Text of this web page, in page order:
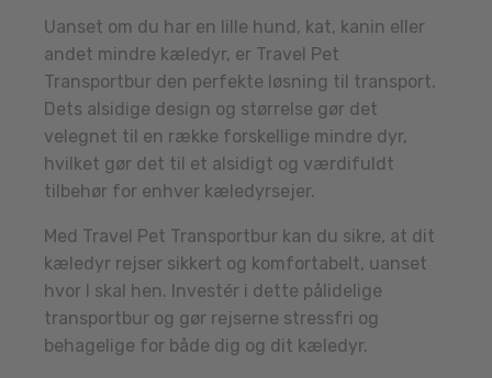
Uanset om du har en lille hund, kat, kanin eller
andet mindre kæledyr, er Travel Pet
Transportbur den perfekte løsning til transport.
Dets alsidige design og størrelse gør det
velegnet til en række forskellige mindre dyr,
hvilket gør det til et alsidigt og værdifuldt
tilbehør for enhver kæledyrsejer.
Med Travel Pet Transportbur kan du sikre, at dit
kæledyr rejser sikkert og komfortabelt, uanset
hvor I skal hen. Investér i dette pålidelige
transportbur og gør rejserne stressfri og
behagelige for både dig og dit kæledyr.